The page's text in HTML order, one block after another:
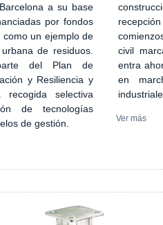
a su base
por fondos
un ejemplo de
de residuos.
del Plan de
y Resiliencia y
recogida selectiva
de tecnologías
de gestión.
civil
entra
en
Ver más